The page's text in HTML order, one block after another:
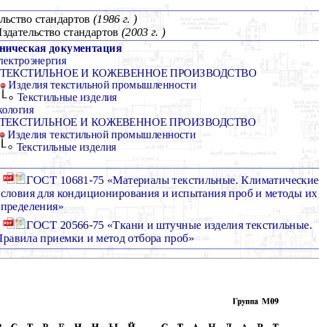
стандартов (1986 г. )
стандартов(2003 г. )
документация
ТЕКСТИЛЬНОЕ И КОЖЕВЕННОЕ ПРОИЗВОДСТВО
Изделия текстильной промышленности
Текстильные изделия
ТЕКСТИЛЬНОЕ И КОЖЕВЕННОЕ ПРОИЗВОДСТВО
Изделия текстильной промышленности
Текстильные изделия
ГОСТ 10681-75 «Материалы текстильные. Климатические
для кондиционирования и испытания проб и методы их
ГОСТ 20566-75 «Ткани и штучные изделия текстильные.
приемки и метод отбора проб»